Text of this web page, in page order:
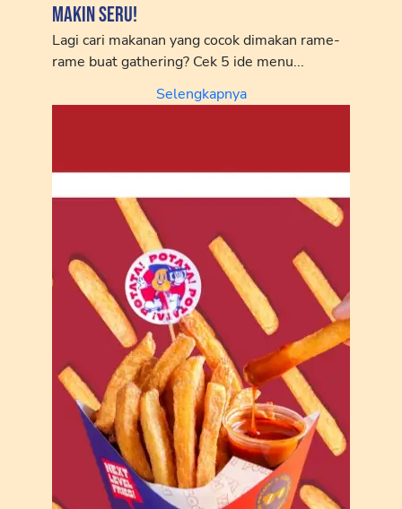
Makin Seru!
Lagi cari makanan yang cocok dimakan rame-
rame buat gathering? Cek 5 ide menu...
Selengkapnya